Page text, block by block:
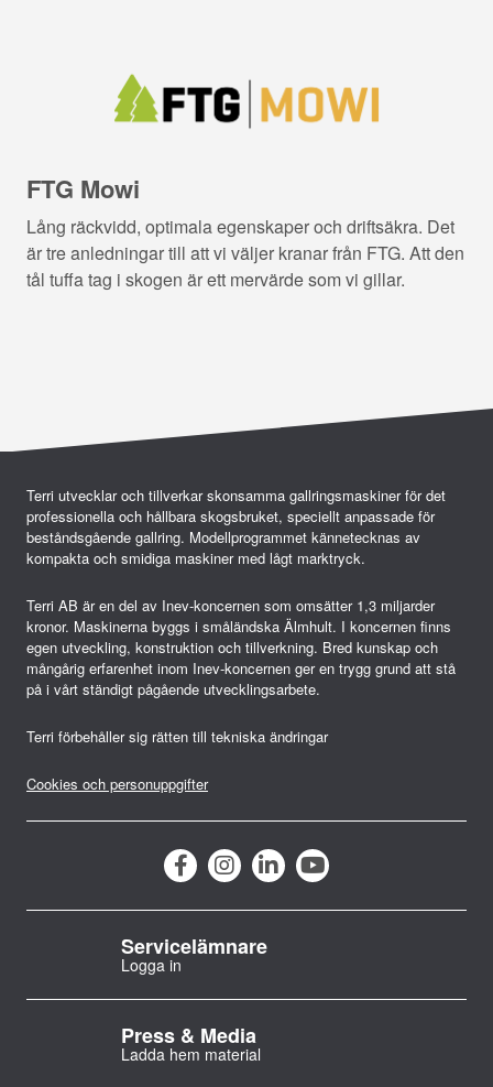
FTG Mowi
Lång räckvidd, optimala egenskaper och driftsäkra. Det
är tre anledningar till att vi väljer kranar från FTG. Att den
tål tuffa tag i skogen är ett mervärde som vi gillar.
Terri utvecklar och tillverkar skonsamma gallringsmaskiner för det
professionella och hållbara skogsbruket, speciellt anpassade för
beståndsgående gallring. Modellprogrammet kännetecknas av
kompakta och smidiga maskiner med lågt marktryck.
Terri AB är en del av Inev-koncernen som omsätter 1,3 miljarder
kronor. Maskinerna byggs i småländska Älmhult. I koncernen finns
egen utveckling, konstruktion och tillverkning. Bred kunskap och
mångårig erfarenhet inom Inev-koncernen ger en trygg grund att stå
på i vårt ständigt pågående utvecklingsarbete.
Terri förbehåller sig rätten till tekniska ändringar
Cookies och personuppgifter
Servicelämnare
Logga in
Press & Media
Ladda hem material